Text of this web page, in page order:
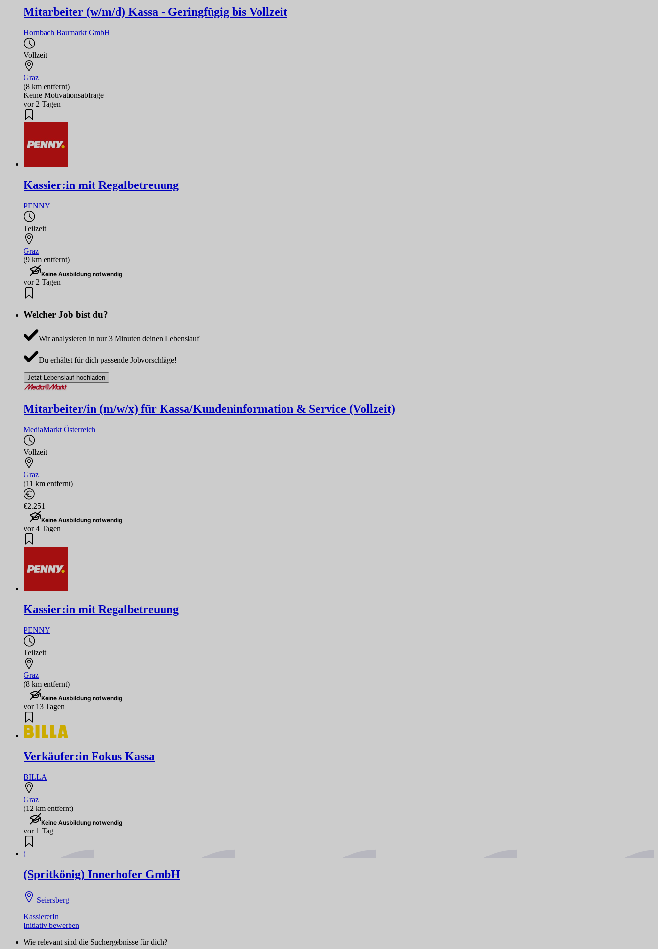
Mitarbeiter (w/m/d) Kassa - Geringfügig bis Vollzeit
Hornbach Baumarkt GmbH
Vollzeit
Graz
(8 km entfernt)
Keine Motivationsabfrage
vor 2 Tagen
Kassier:in mit Regalbetreuung
PENNY
Teilzeit
Graz
(9 km entfernt)
Keine Ausbildung notwendig
vor 2 Tagen
Welcher Job bist du?
Wir analysieren in nur 3 Minuten deinen Lebenslauf
Du erhältst für dich passende Jobvorschläge!
Jetzt Lebenslauf hochladen
Mitarbeiter/in (m/w/x) für Kassa/Kundeninformation & Service (Vollzeit)
MediaMarkt Österreich
Vollzeit
Graz
(11 km entfernt)
€2.251
Keine Ausbildung notwendig
vor 4 Tagen
Kassier:in mit Regalbetreuung
PENNY
Teilzeit
Graz
(8 km entfernt)
Keine Ausbildung notwendig
vor 13 Tagen
Verkäufer:in Fokus Kassa
BILLA
Graz
(12 km entfernt)
Keine Ausbildung notwendig
vor 1 Tag
(
(Spritkönig) Innerhofer GmbH
Seiersberg
KassiererIn
Initiativ bewerben
Wie relevant sind die Suchergebnisse für dich?